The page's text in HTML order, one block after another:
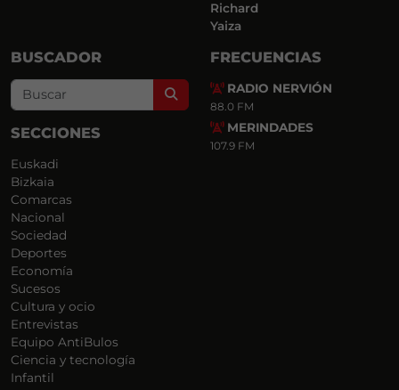
Richard
Yaiza
BUSCADOR
Search
SECCIONES
Euskadi
Bizkaia
Comarcas
Nacional
Sociedad
Deportes
Economía
Sucesos
Cultura y ocio
Entrevistas
Equipo AntiBulos
Ciencia y tecnología
Infantil
FRECUENCIAS
RADIO NERVIÓN
88.0 FM
MERINDADES
107.9 FM